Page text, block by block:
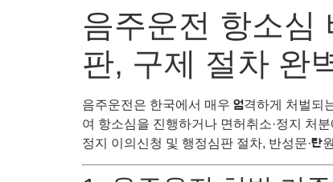
음주운전 항소심
판, 구제 절차 완
음주운전은 한국에서 매우 엄격하게 처벌
여 항소심을 진행하거나 면허취소·정지 처
정지 이의신청 및 행정심판 절차, 반성문·